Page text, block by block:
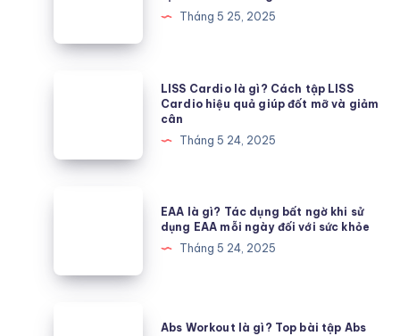
eo,
tạo
cát
Tháng 5 25, 2025
Cách
quả
LISS Cardio là gì? Cách tập LISS
Cardio hiệu quả giúp đốt mỡ và giảm
cân
Tháng 5 24, 2025
dụng
EAA là gì? Tác dụng bất ngờ khi sử
dụng EAA mỗi ngày đối với sức khỏe
Tháng 5 24, 2025
Abs Workout là gì? Top bài tập Abs